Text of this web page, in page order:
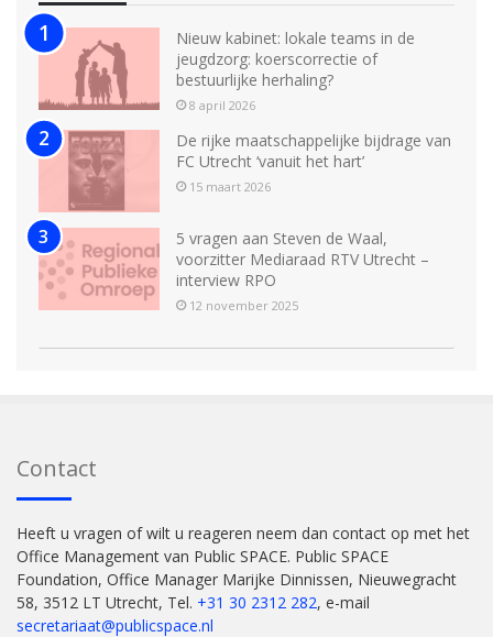
Nieuw kabinet: lokale teams in de
jeugdzorg: koerscorrectie of
bestuurlijke herhaling?
8 april 2026
De rijke maatschappelijke bijdrage van
FC Utrecht ‘vanuit het hart’
15 maart 2026
5 vragen aan Steven de Waal,
voorzitter Mediaraad RTV Utrecht –
interview RPO
12 november 2025
Contact
Heeft u vragen of wilt u reageren neem dan contact op met het
Office Management van Public SPACE. Public SPACE
Foundation, Office Manager Marijke Dinnissen, Nieuwegracht
58, 3512 LT Utrecht, Tel. +31 30 2312 282, e-mail
secretariaat@publicspace.nl